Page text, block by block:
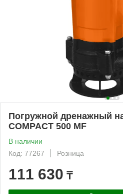
Погружной дренажный
COMPACT 500 MF
В наличии
Код: 77267
Розница
111 630 ₸